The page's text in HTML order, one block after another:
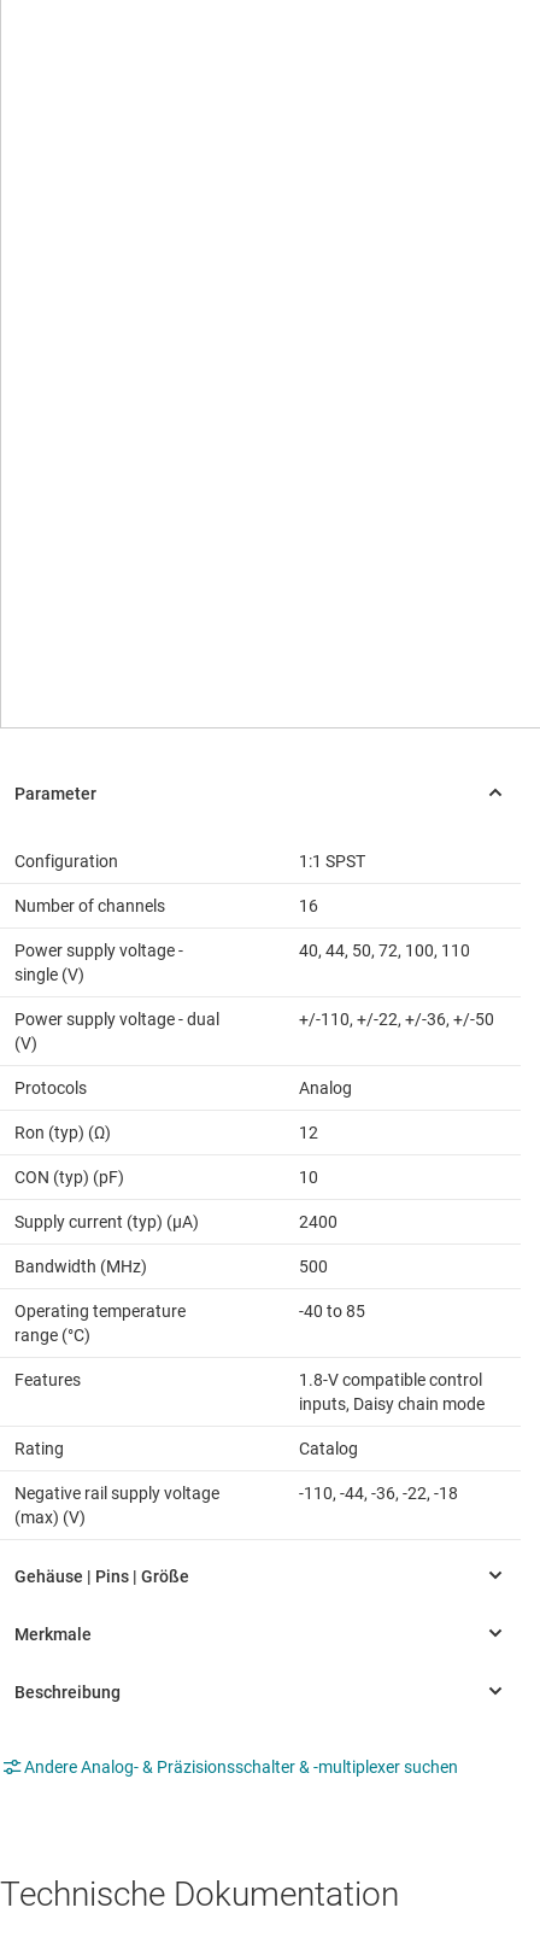
Configuration 1:1 SPST
Number of channels 16
Power supply voltage -
single (V)
40, 44, 50, 72, 100, 110
Power supply voltage - dual
(V)
+/-110, +/-22, +/-36, +/-50
Protocols Analog
Ron (typ) (Ω) 12
CON (typ) (pF) 10
Supply current (typ) (µA) 2400
Bandwidth (MHz) 500
Operating temperature
range (°C)
-40 to 85
Features
1.8-V compatible control
inputs, Daisy chain mode
Rating Catalog
Negative rail supply voltage
(max) (V)
-110, -44, -36, -22, -18
Andere Analog- & Präzisionsschalter & -multiplexer suchen
Technische Dokumentation